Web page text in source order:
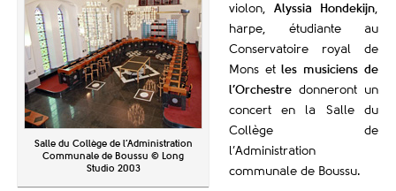
Salle du Collège de l’Administration
Communale de Boussu © Long
Studio 2003
violon, Alyssia Hondekijn,
harpe, étudiante au
Conservatoire royal de
Mons etles musiciens de
l’Orchestredonneront un
concert en la Salle du
Collège de
l’Administration
communale de Boussu.